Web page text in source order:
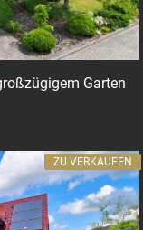
Garten
ZU VERKAUFEN